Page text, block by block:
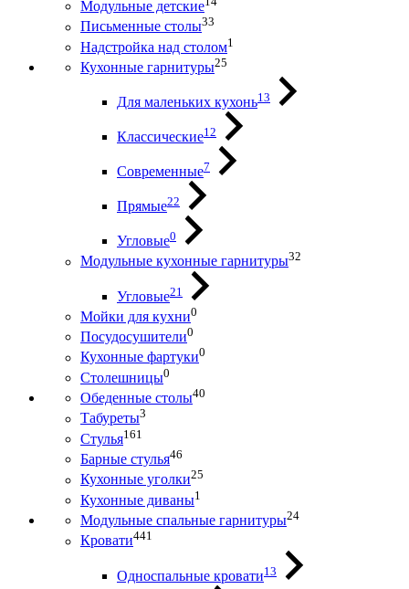
Модульные детские
Письменные столы33
Надстройка над столом1
Кухонные гарнитуры25
Для маленьких кухонь13
Классические12
Современные7
Прямые22
Угловые0
Модульные кухонные гарнитуры32
Угловые21
Мойки для кухни0
Посудосушители0
Кухонные фартуки0
Столешницы0
Обеденные столы40
Табуреты3
Стулья161
Барные стулья46
Кухонные уголки25
Кухонные диваны1
Модульные спальные гарнитуры24
Кровати441
Односпальные кровати13